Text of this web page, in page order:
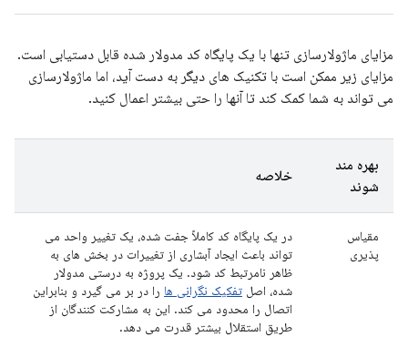
مزایای ماژولارسازی تنها با یک پایگاه کد مدولار شده قابل دستیابی است.
مزایای زیر ممکن است با تکنیک های دیگر به دست آید، اما ماژولارسازی
می تواند به شما کمک کند تا آنها را حتی بیشتر اعمال کنید.
بهره مند
شوند
خلاصه
مقیاس
پذیری
در یک پایگاه کد کاملاً جفت شده، یک تغییر واحد می
تواند باعث ایجاد آبشاری از تغییرات در بخش های به
ظاهر نامرتبط کد شود. یک پروژه به درستی مدولار
شده، اصل تفکیک نگرانی ها را در بر می گیرد و بنابراین
اتصال را محدود می کند. این به مشارکت کنندگان از
طریق استقلال بیشتر قدرت می دهد.